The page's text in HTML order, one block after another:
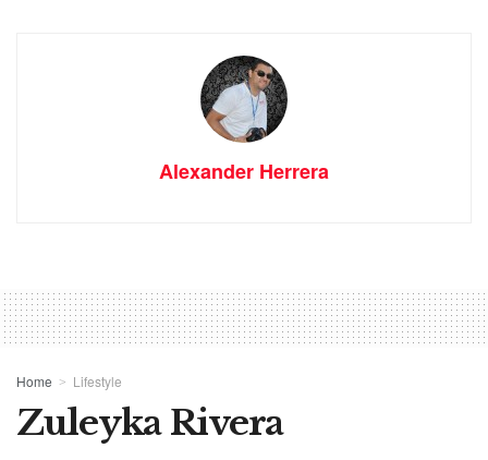
Alexander Herrera
Home Lifestyle
Zuleyka Rivera